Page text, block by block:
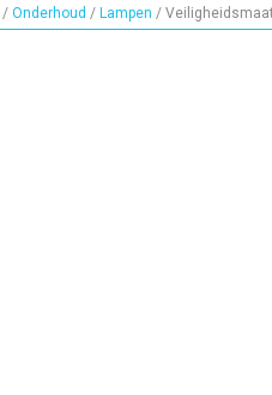
/ Onderhoud / Lampen /